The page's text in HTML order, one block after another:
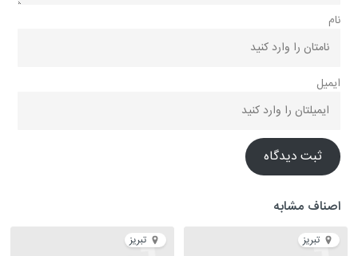
نام
ایمیل
ثبت دیدگاه
اصناف مشابه
تبریز تبریز